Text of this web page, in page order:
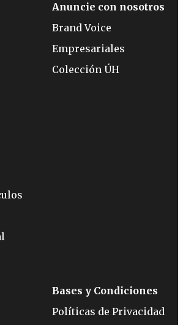
Anuncie con nosotros
Brand Voice
Empresariales
Colección ÚH
Bases y Condiciones
Políticas de Privacidad